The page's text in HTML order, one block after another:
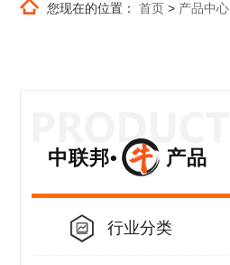
您现在的位置： 首页 > 产品中心
中联邦• 产品
行业分类